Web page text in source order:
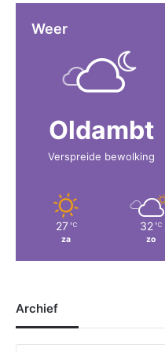
Weer
Oldambt
Verspreide bewolking
27 ℃
za
32 ℃
zo
Archief